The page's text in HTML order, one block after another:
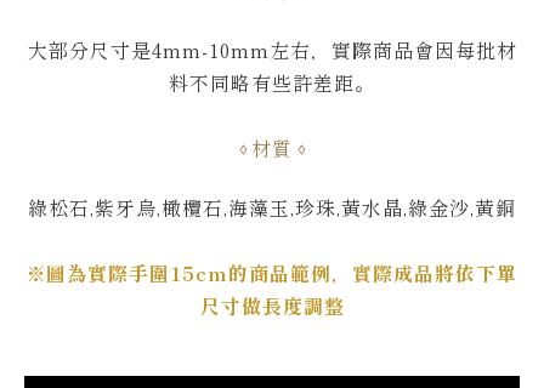
大部分尺寸是4mm-10mm左右， 實際商品會因每批材
料不同略有些許差距。
材質
綠松石,紫牙烏,橄欖石,海藻玉,珍珠,黃水晶,綠金沙,黃銅
※圖為實際手圍15cm的商品範例，實際成品將依下單
尺寸做長度調整